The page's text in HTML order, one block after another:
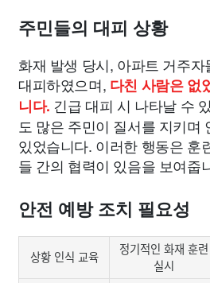
주민들의 대피 상황
화재 발생 당시, 아파트 거주
대피하였으며, 다친 사람은 없
니다. 긴급 대피 시 나타날 수
도 많은 주민이 질서를 지키며
있었습니다. 이러한 행동은 훈
들 간의 협력이 있음을 보여줍
안전 예방 조치 필요성
상황 인식 교육
정기적인 화재 훈련
실시